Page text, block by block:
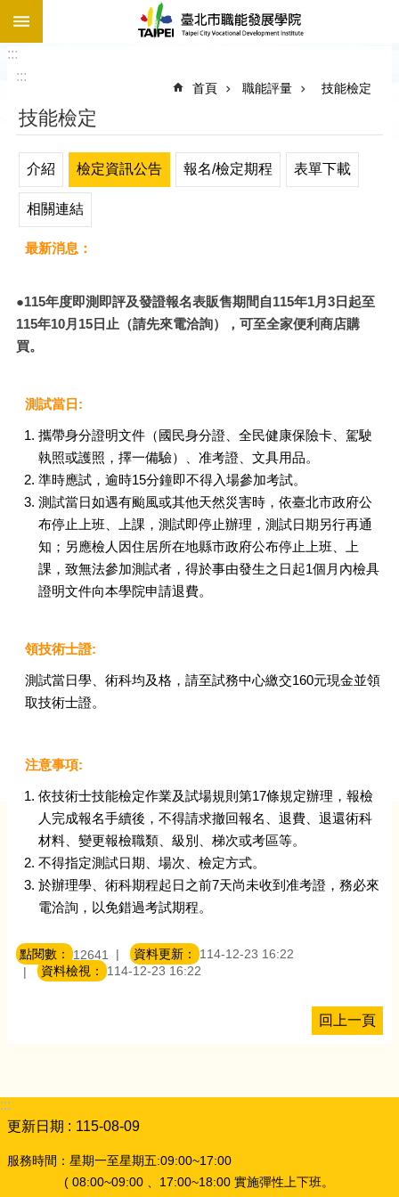
跳到主要內容區塊
:::
:::
首頁 職能評量 技能檢定
技能檢定
介紹 檢定資訊公告 報名/檢定期程 表單下載
相關連結
最新消息：
●115年度即測即評及發證報名表販售期間自115年1月3日起至
115年10月15日止（請先來電洽詢），可至全家便利商店購
買。
測試當日:
攜帶身分證明文件（國民身分證、全民健康保險卡、駕駛
執照或護照，擇一備驗）、准考證、文具用品。
準時應試，逾時15分鐘即不得入場參加考試。
測試當日如遇有颱風或其他天然災害時，依臺北市政府公
布停止上班、上課，測試即停止辦理，測試日期另行再通
知；另應檢人因住居所在地縣市政府公布停止上班、上
課，致無法參加測試者，得於事由發生之日起1個月內檢具
證明文件向本學院申請退費。
領技術士證:
測試當日學、術科均及格，請至試務中心繳交160元現金並領
取技術士證。
注意事項:
依技術士技能檢定作業及試場規則第17條規定辦理，報檢
人完成報名手續後，不得請求撤回報名、退費、退還術科
材料、變更報檢職類、級別、梯次或考區等。
不得指定測試日期、場次、檢定方式。
於辦理學、術科期程起日之前7天尚未收到准考證，務必來
電洽詢，以免錯過考試期程。
點閱數： 12641 資料更新：
114-12-23 16:22
資料檢視：
114-12-23 16:22
回上一頁
:::
更新日期
115-08-09
服務時間：星期一至星期五:09:00~17:00
( 08:00~09:00 、17:00~18:00 實施彈性上下班。